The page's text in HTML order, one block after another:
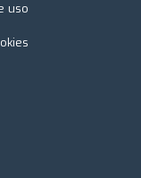
uso